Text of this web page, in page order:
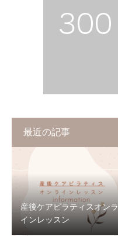
最近の記事
産後ケアピラティスオンラ
インレッスン